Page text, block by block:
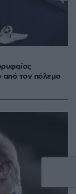
από τον πόλεμο